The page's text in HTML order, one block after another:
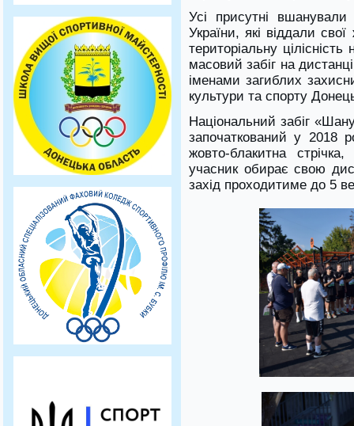
Усі присутні
України, які віддали
територіальну
масовий забіг на
іменами загиблих
культури та спорту
Національний забіг
започаткований у 2018
жовто-блакитна
учасник обирає свою
захід проходитиме до 5